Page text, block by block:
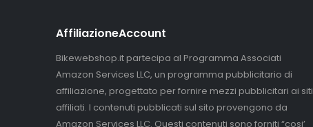
AffiliazioneAccount
Bikewebshop.it partecipa al Programma Associati
Amazon Services LLC, un programma pubblicitario di
affiliazione, progettato per fornire mezzi pubblicitari ai siti
affiliati. I contenuti pubblicati sul sito provengono da
Amazon Services LLC. Questi contenuti sono forniti “cosi’